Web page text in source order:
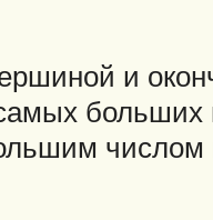
и
больших